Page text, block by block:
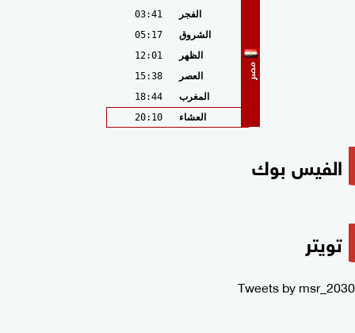
مصر
الفجر
03:41
الشروق
05:17
الظهر
12:01
العصر
15:38
المغرب
18:44
العشاء
20:10
الفيس بوك
تويتر
Tweets by msr_2030